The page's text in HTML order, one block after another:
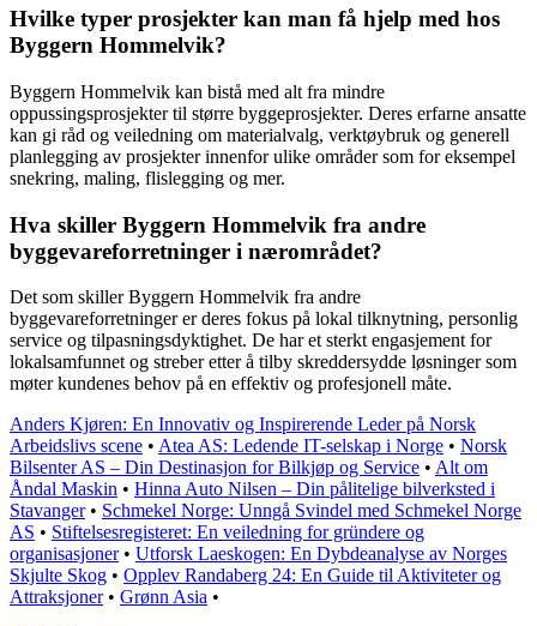
Hvilke typer prosjekter kan man få hjelp med hos
Byggern Hommelvik?
Byggern Hommelvik kan bistå med alt fra mindre
oppussingsprosjekter til større byggeprosjekter. Deres erfarne ansatte
kan gi råd og veiledning om materialvalg, verktøybruk og generell
planlegging av prosjekter innenfor ulike områder som for eksempel
snekring, maling, flislegging og mer.
Hva skiller Byggern Hommelvik fra andre
byggevareforretninger i nærområdet?
Det som skiller Byggern Hommelvik fra andre
byggevareforretninger er deres fokus på lokal tilknytning, personlig
service og tilpasningsdyktighet. De har et sterkt engasjement for
lokalsamfunnet og streber etter å tilby skreddersydde løsninger som
møter kundenes behov på en effektiv og profesjonell måte.
Anders Kjøren: En Innovativ og Inspirerende Leder på Norsk
Arbeidslivs scene • Atea AS: Ledende IT-selskap i Norge • Norsk
Bilsenter AS – Din Destinasjon for Bilkjøp og Service • Alt om
Åndal Maskin • Hinna Auto Nilsen – Din pålitelige bilverksted i
Stavanger• Schmekel Norge: Unngå Svindel med Schmekel Norge
AS • Stiftelsesregisteret: En veiledning for gründere og
organisasjoner• Utforsk Laeskogen: En Dybdeanalyse av Norges
Skjulte Skog • Opplev Randaberg 24: En Guide til Aktiviteter og
Attraksjoner• Grønn Asia •